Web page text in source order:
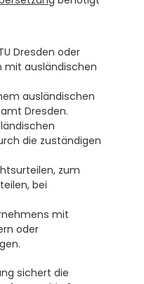
Dresden oder
mit ausländischen
ausländischen
Dresden.
die zuständigen
zum
bei
mit
oder
sichert die